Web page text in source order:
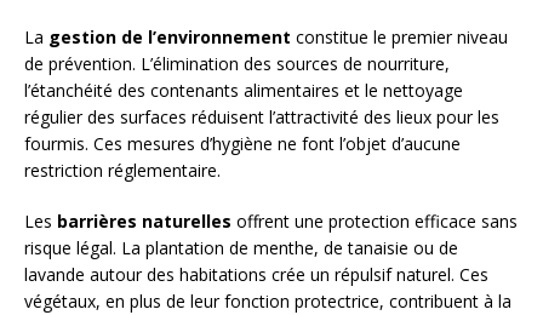
La gestion de l’environnement constitue le premier niveau
de prévention. L’élimination des sources de nourriture,
l’étanchéité des contenants alimentaires et le nettoyage
régulier des surfaces réduisent l’attractivité des lieux pour les
fourmis. Ces mesures d’hygiène ne font l’objet d’aucune
restriction réglementaire.
Les barrières naturelles offrent une protection efficace sans
risque légal. La plantation de menthe, de tanaisie ou de
lavande autour des habitations crée un répulsif naturel. Ces
végétaux, en plus de leur fonction protectrice, contribuent à la